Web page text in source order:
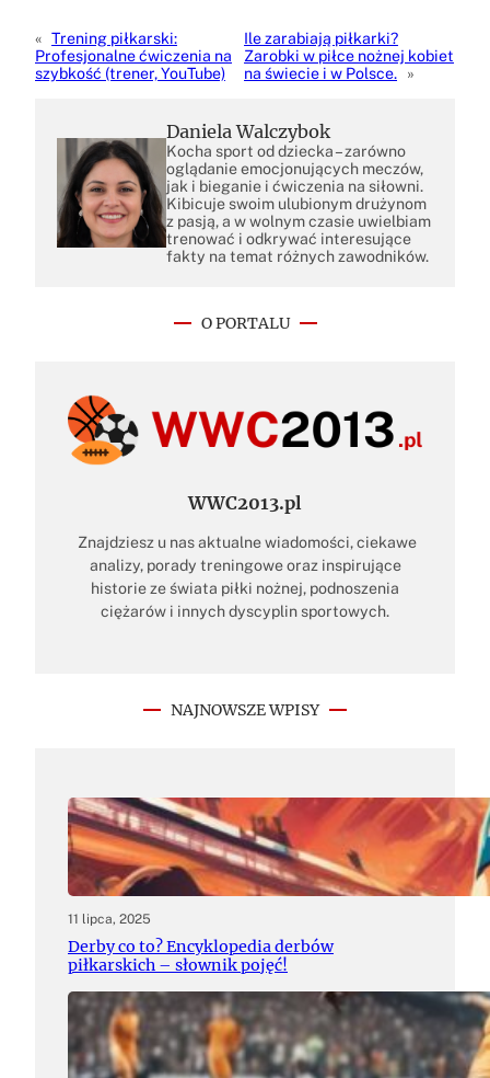
« Trening piłkarski:
Profesjonalne ćwiczenia na
szybkość (trener, YouTube)
Ile zarabiają piłkarki?
Zarobki w piłce nożnej kobiet
na świecie i w Polsce.
»
Daniela Walczybok
Kocha sport od dziecka – zarówno
oglądanie emocjonujących meczów,
jak i bieganie i ćwiczenia na siłowni.
Kibicuje swoim ulubionym drużynom
z pasją, a w wolnym czasie uwielbiam
trenować i odkrywać interesujące
fakty na temat różnych zawodników.
O PORTALU
WWC2013.pl
Znajdziesz u nas aktualne wiadomości, ciekawe
analizy, porady treningowe oraz inspirujące
historie ze świata piłki nożnej, podnoszenia
ciężarów i innych dyscyplin sportowych.
NAJNOWSZE WPISY
11 lipca, 2025
Derby co to? Encyklopedia derbów
piłkarskich – słownik pojęć!